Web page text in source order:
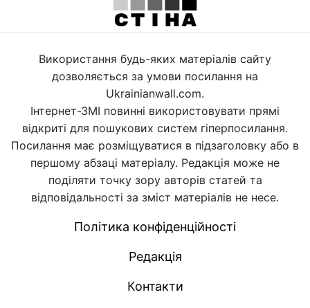
Використання будь-яких матеріалів сайту
дозволяється за умови посилання на
Ukrainianwall.com.
Інтернет-ЗМІ повинні використовувати прямі
відкриті для пошукових систем гіперпосилання.
Посилання має розміщуватися в підзаголовку або в
першому абзаці матеріалу. Редакція може не
поділяти точку зору авторів статей та
відповідальності за зміст матеріалів не несе.
Політика конфіденційності
Редакція
Контакти